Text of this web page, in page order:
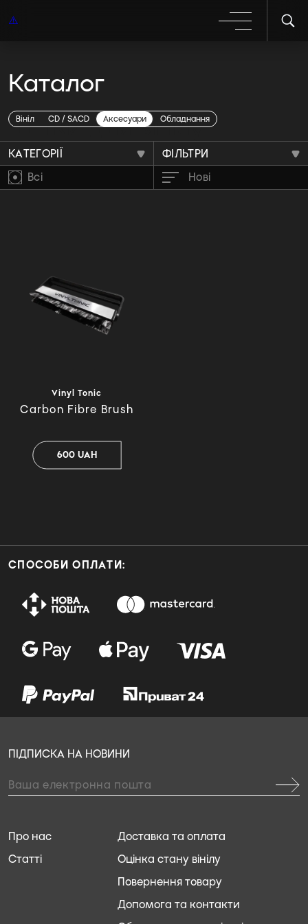
Каталог
Вініл CD / SACD Аксесуари Обладнання
Щітки для вінілу
КАТЕГОРІЇ
ФІЛЬТРИ
Всі
Нові
Vinyl Tonic
Carbon Fibre Brush
600 UAH
СПОСОБИ ОПЛАТИ:
Доставка та оплата
Оцінка стану вінілу
Повернення товару
Допомога та контакти
Про нас
Статті
ПІДПИСКА НА НОВИНИ